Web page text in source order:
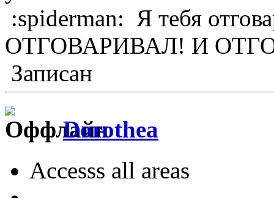
:spiderman: Я тебя
ОТГОВАРИВАЛ! И
Записан
Dorothea
Accesss all areas